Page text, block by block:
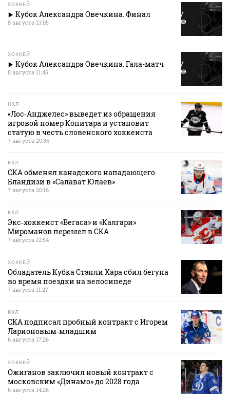
ХОККЕЙ
Кубок Александра Овечкина. Финал
8 августа 13:05
ХОККЕЙ
Кубок Александра Овечкина. Гала-матч
8 августа 11:45
НХЛ
«Лос‑Анджелес» выведет из обращения
игровой номер Копитара и установит
статую в честь словенского хоккеиста
7 августа 20:36
КХЛ
СКА обменял канадского нападающего
Бландизи в «Салават Юлаев»
7 августа 20:16
КХЛ
Экс‑хоккеист «Вегаса» и «Калгари»
Мироманов перешел в СКА
7 августа 12:54
ХОККЕЙ
Обладатель Кубка Стэнли Хара сбил бегуна
во время поездки на велосипеде
7 августа 11:27
КХЛ
СКА подписал пробный контракт с Игорем
Ларионовым‑младшим
6 августа 17:26
ХОККЕЙ
Ожиганов заключил новый контракт с
московским «Динамо» до 2028 года
6 августа 14:26